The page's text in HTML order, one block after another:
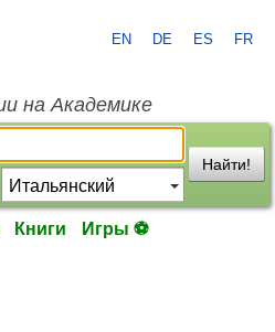
EN DE ES FR
на Академике
Найти!
Книги Игры ⚽